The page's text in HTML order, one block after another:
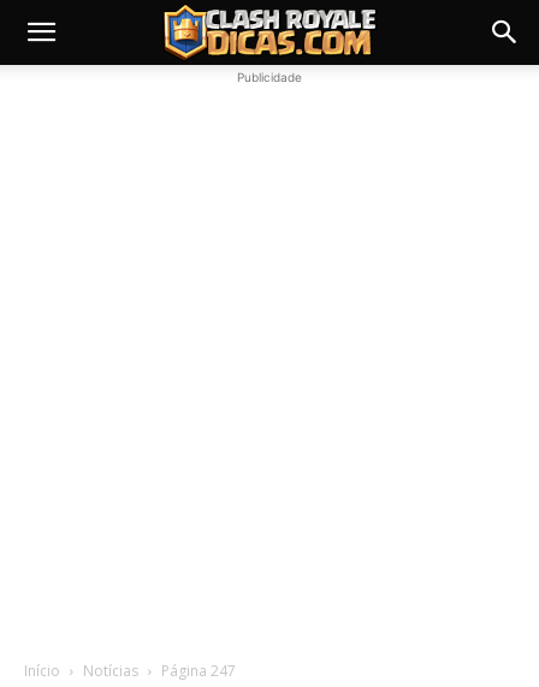
Publicidade
Início Notícias Página 247